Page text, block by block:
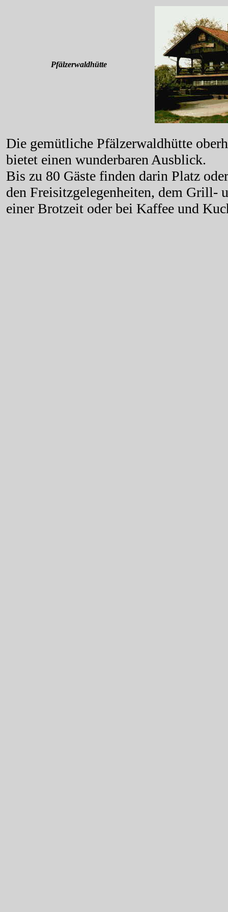
Pfälzerwaldhütte
Die gemütliche Pfälzerwaldhütte
bietet einen wunderbaren Ausblick.
Bis zu 80 Gäste finden darin Platz
den Freisitzgelegenheiten, dem Grill-
einer Brotzeit oder bei Kaffee und